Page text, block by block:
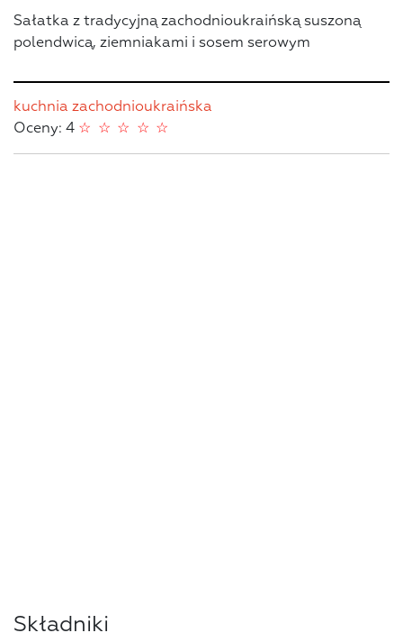
Sałatka z tradycyjną zachodnioukraińską suszoną
polendwicą, ziemniakami i sosem serowym
kuchnia zachodnioukraińska
Oceny: 4
☆
☆
☆
☆
☆
Składniki